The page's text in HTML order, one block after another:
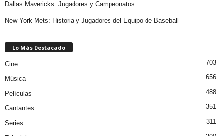
Dallas Mavericks: Jugadores y Campeonatos
New York Mets: Historia y Jugadores del Equipo de Baseball
Lo Más Destacado
Cine 703
Música 656
Películas 488
Cantantes 351
Series 311